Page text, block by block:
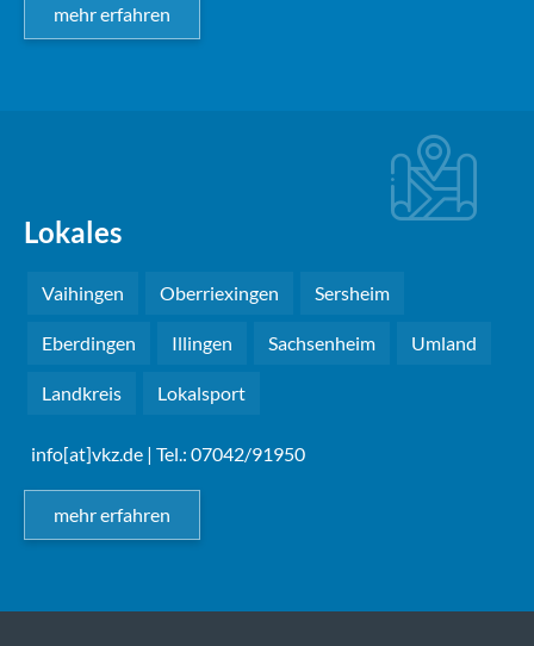
mehr erfahren
Lokales
Vaihingen Oberriexingen Sersheim
Eberdingen Illingen Sachsenheim Umland
Landkreis Lokalsport
info[at]vkz.de | Tel.: 07042/91950
mehr erfahren